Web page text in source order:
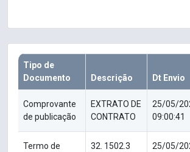
Tipo de
Documento
Descrição Dt Envio
Comprovante
de publicação
EXTRATO DE
CONTRATO
25/05/
09:00:41
Termo de
32. 1502.3
25/05/